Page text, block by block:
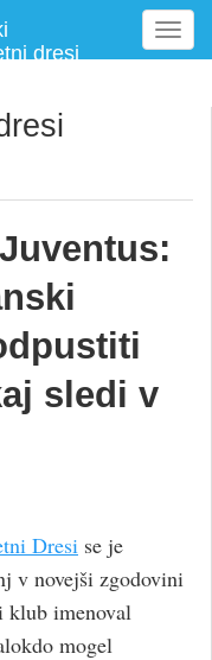
dresi
T
o
v
i
sledi v
Dresi se je
v novejši zgodovini
klub imenoval
mogel